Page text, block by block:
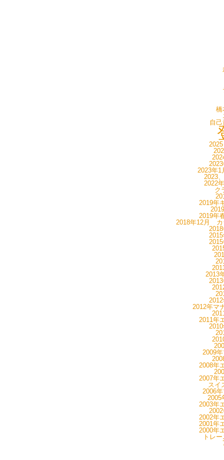
橋
自
2023年1
2023
2022
ク
2019年
2019年
2018年12月 カ
2013
2012年マ
2011年
2009
2008年
2007年
スイ
2006
2005
2003年
2002年
2001年
2000年
トレ